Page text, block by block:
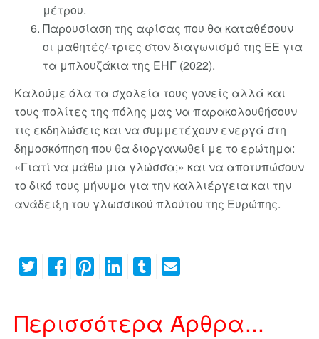
μέτρου.
Παρουσίαση της αφίσας που θα καταθέσουν
οι μαθητές/-τριες στον διαγωνισμό της ΕΕ για
τα μπλουζάκια της ΕΗΓ (2022).
Καλούμε όλα τα σχολεία τους γονείς αλλά και
τους πολίτες της πόλης μας να παρακολουθήσουν
τις εκδηλώσεις και να συμμετέχουν ενεργά στη
δημοσκόπηση που θα διοργανωθεί με το ερώτημα:
«Γιατί να μάθω μια γλώσσα;» και να αποτυπώσουν
το δικό τους μήνυμα για την καλλιέργεια και την
ανάδειξη του γλωσσικού πλούτου της Ευρώπης.
Περισσότερα Άρθρα...